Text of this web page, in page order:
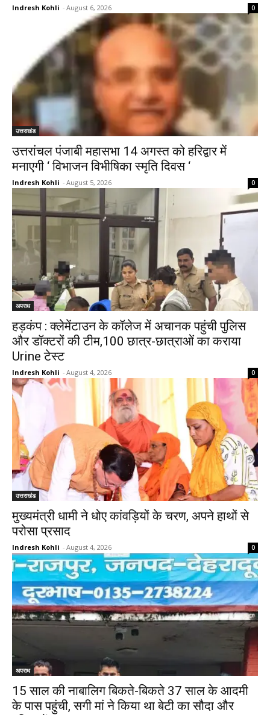
Indresh Kohli - August 6, 2026 0
उत्तराखंड
उत्तरांचल पंजाबी महासभा 14 अगस्त को हरिद्वार में
मनाएगी ‘ विभाजन विभीषिका स्मृति दिवस ‘
Indresh Kohli - August 5, 2026 0
अपराध
हड़कंप : क्लेमेंटाउन के कॉलेज में अचानक पहुंची पुलिस
और डॉक्टरों की टीम,100 छात्र-छात्राओं का कराया
Urine टेस्ट
Indresh Kohli - August 4, 2026 0
उत्तराखंड
मुख्यमंत्री धामी ने धोए कांवड़ियों के चरण, अपने हाथों से
परोसा प्रसाद
Indresh Kohli - August 4, 2026 0
अपराध
15 साल की नाबालिग बिकते-बिकते 37 साल के आदमी
के पास पहुंची, सगी मां ने किया था बेटी का सौदा और